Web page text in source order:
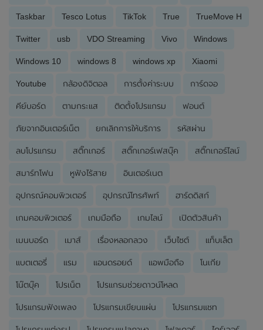
Taskbar Tesco Lotus TikTok True TrueMove H
Twitter usb VDO Streaming Vivo Windows
Windows 10 windows 8 windows xp Xiaomi
Youtube กล้องดิจิตอล การตั้งค่าระบบ การ์ดจอ
คีย์บอร์ด ตามกระแส ติดตั้งโปรแกรม ฟอนต์
ภัยจากอินเตอร์เน็ต ยกเลิกการให้บริการ รหัสผ่าน
ลบโปรแกรม สติ๊กเกอร์ สติ๊กเกอร์เฟสบุ๊ค สติ๊กเกอร์ไลน์
สมาร์ทโฟน หูฟังไร้สาย อินเตอร์เนต
อุปกรณ์คอมพิวเตอร์ อุปกรณ์โทรศัพท์ ฮาร์ดดิสก์
เกมคอมพิวเตอร์ เกมมือถือ เกมไลน์ เปิดตัวสินค้า
เมนบอร์ด เมาส์ เรื่องหลอกลวง เว็บไซต์ แท็บเล็ต
แบตเตอรี่ แรม แอนดรอยด์ แอพมือถือ โนเกีย
โน๊ตบุ๊ค โปรเน็ต โปรแกรมช่วยดาวน์โหลด
โปรแกรมฟังเพลง โปรแกรมเขียนแผ่น โปรแกรมแชท